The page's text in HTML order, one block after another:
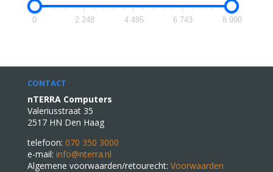
0 2 248 4 495 6 743 8 990
CONTACT
nTERRA Computers
Valeriusstraat 35
2517 HN Den Haag
telefoon: 070 350 3000
e-mail: info@nterra.nl
Algemene voorwaarden/retourecht: Voorwaarden